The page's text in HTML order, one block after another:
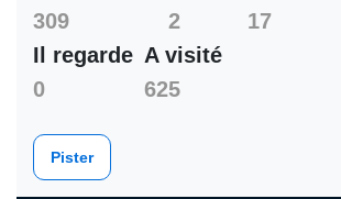
309
2
17
Il regarde
0
A visité
625
Pister